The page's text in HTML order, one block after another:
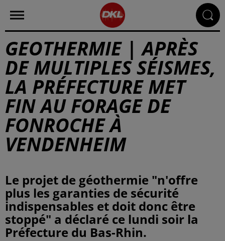
GEOTHERMIE | APRÈS
DE MULTIPLES SÉISMES,
LA PRÉFECTURE MET
FIN AU FORAGE DE
FONROCHE À
VENDENHEIM
Le projet de géothermie "n'offre
plus les garanties de sécurité
indispensables et doit donc être
stoppé" a déclaré ce lundi soir la
Préfecture du Bas-Rhin.